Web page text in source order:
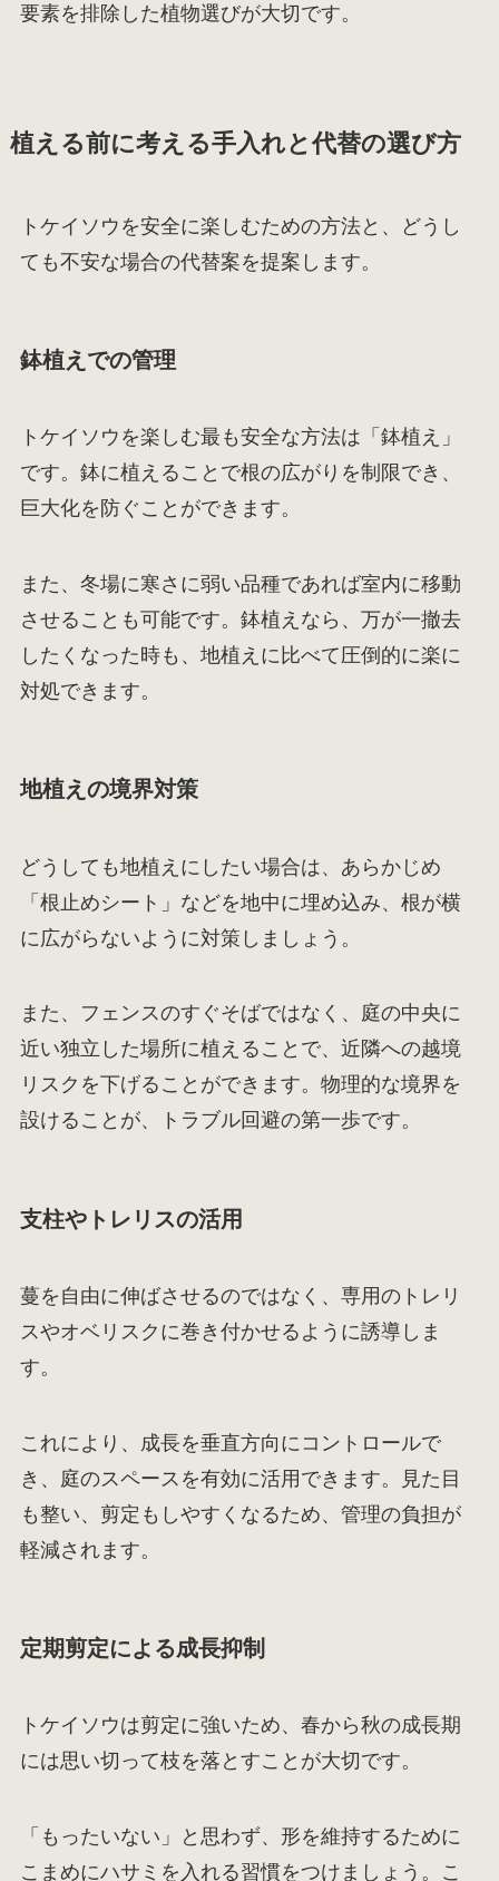
要素を排除した植物選びが大切です。
植える前に考える手入れと代替の選び方
トケイソウを安全に楽しむための方法と、どうし
ても不安な場合の代替案を提案します。
鉢植えでの管理
トケイソウを楽しむ最も安全な方法は「鉢植え」
です。鉢に植えることで根の広がりを制限でき、
巨大化を防ぐことができます。
また、冬場に寒さに弱い品種であれば室内に移動
させることも可能です。鉢植えなら、万が一撤去
したくなった時も、地植えに比べて圧倒的に楽に
対処できます。
地植えの境界対策
どうしても地植えにしたい場合は、あらかじめ
「根止めシート」などを地中に埋め込み、根が横
に広がらないように対策しましょう。
また、フェンスのすぐそばではなく、庭の中央に
近い独立した場所に植えることで、近隣への越境
リスクを下げることができます。物理的な境界を
設けることが、トラブル回避の第一歩です。
支柱やトレリスの活用
蔓を自由に伸ばさせるのではなく、専用のトレリ
スやオベリスクに巻き付かせるように誘導しま
す。
これにより、成長を垂直方向にコントロールで
き、庭のスペースを有効に活用できます。見た目
も整い、剪定もしやすくなるため、管理の負担が
軽減されます。
定期剪定による成長抑制
トケイソウは剪定に強いため、春から秋の成長期
には思い切って枝を落とすことが大切です。
「もったいない」と思わず、形を維持するために
こまめにハサミを入れる習慣をつけましょう。こ